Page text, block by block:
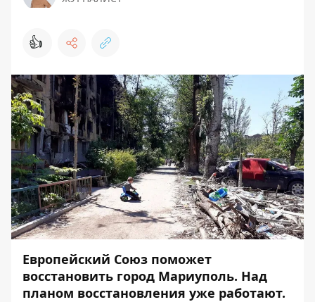
👍
Европейский Союз поможет
восстановить город Мариуполь. Над
планом восстановления уже работают.